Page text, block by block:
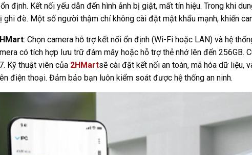
định. Kết nối yếu dẫn đến hình ảnh bị giật, mất tín hiệu. Trong khi
ghi đè. Một số người thậm chí không cài đặt mật khẩu mạnh, khiến
: Chọn camera hỗ trợ kết nối ổn định (Wi-Fi hoặc LAN) và hệ
có tích hợp lưu trữ đám mây hoặc hỗ trợ thẻ nhớ lên đến 256GB.
Kỹ thuật viên của 2HMartsẽ cài đặt kết nối an toàn, mã hóa dữ liệu,
điện thoại. Đảm bảo bạn luôn kiểm soát được hệ thống an ninh.